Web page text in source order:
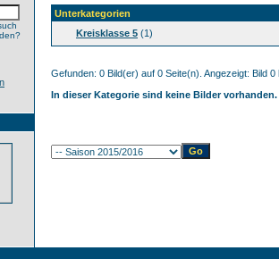
Unterkategorien
Kreisklasse 5 (1)
Gefunden: 0 Bild(er) auf 0 Seite(n). Angezeigt: Bild 0
In dieser Kategorie sind keine Bilder vorhanden.